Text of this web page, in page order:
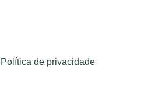
Política de privacidade